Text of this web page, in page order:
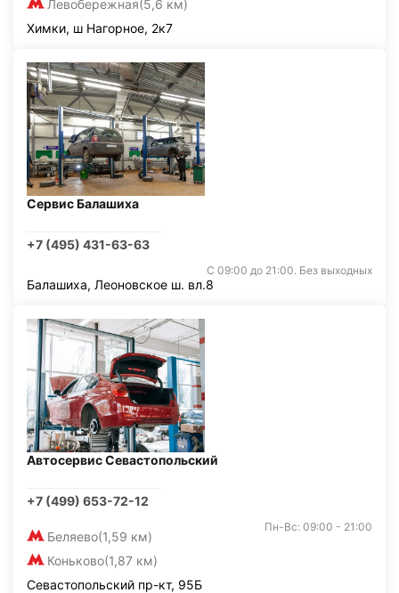
Левобережная(5,6 км)
Химки, ш Нагорное, 2к7
Сервис Балашиха
+7 (495) 431-63-63
С 09:00 до 21:00. Без выходных
Балашиха, Леоновское ш. вл.8
Автосервис Севастопольский
+7 (499) 653-72-12
Беляево(1,59 км)
Коньково(1,87 км)
Пн-Вс: 09:00 - 21:00
Севастопольский пр-кт, 95Б